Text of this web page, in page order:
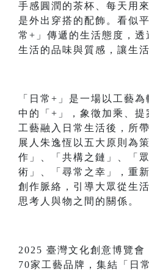
手感圓潤的茶杯、每天用
是外出穿搭的配飾。看似
常+」傳遞的生活態度，
生活的品味與質感，讓生
「日常+」是一場以工藝
中的「+」，象徵加乘、提
工藝融入日常生活後，所
展人朱逸恆以五大原則為
作」、「共構之鏈」、「
術」、「尋常之幸」，重
創作脈絡，引導大眾從生
思考人與物之間的關係。
2025 臺灣文化創意博覽會
70家工藝品牌，集結「日